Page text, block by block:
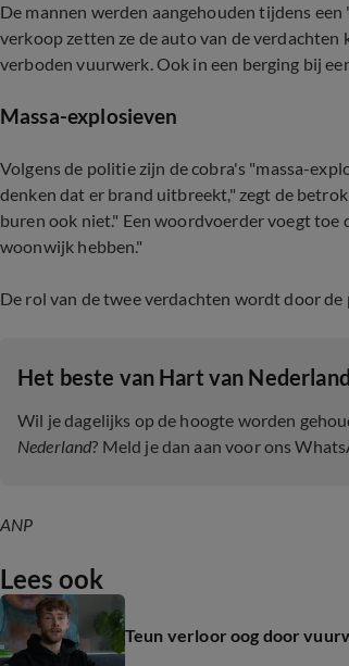
De mannen werden aangehouden tijdens
verkoop zetten ze de auto van de
verboden vuurwerk. Ook in een berging bij
Massa-explosieven
Volgens de politie zijn de cobra's "massa-
denken dat er brand uitbreekt," zegt de
buren ook niet." Een woordvoerder voegt toe
woonwijk hebben."
De rol van de twee verdachten wordt door
Het beste van Hart van
Wil je dagelijks op de hoogte worden
Nederland? Meld je dan aan voor ons
ANP
Lees ook
Teun verloor oog door